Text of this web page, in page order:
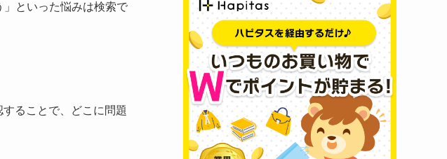
といった悩みは検索で
ることで、どこに問題